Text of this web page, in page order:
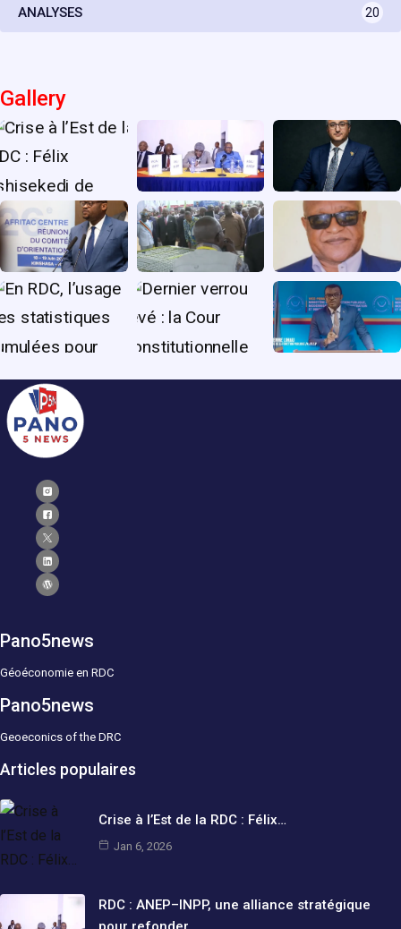
ANALYSES 20
Gallery
Pano5news
Géoéconomie en RDC
Pano5news
Geoeconics of the DRC
Articles populaires
Crise à l’Est de la RDC : Félix…
Jan 6, 2026
RDC : ANEP–INPP, une alliance stratégique